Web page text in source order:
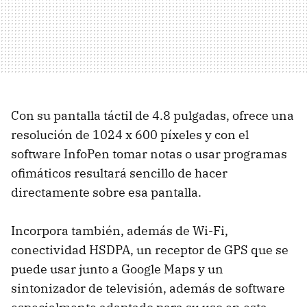
Con su pantalla táctil de 4.8 pulgadas, ofrece una
resolución de 1024 x 600 píxeles y con el
software InfoPen tomar notas o usar programas
ofimáticos resultará sencillo de hacer
directamente sobre esa pantalla.
Incorpora también, además de Wi-Fi,
conectividad HSDPA, un receptor de GPS que se
puede usar junto a Google Maps y un
sintonizador de televisión, además de software